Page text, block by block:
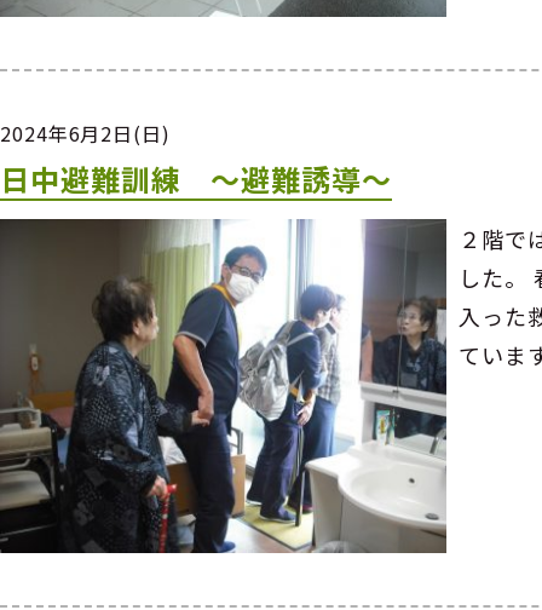
2024年6月2日(日)
日中避難訓練 ～避難誘導～
２階で
した。
入った
ていま